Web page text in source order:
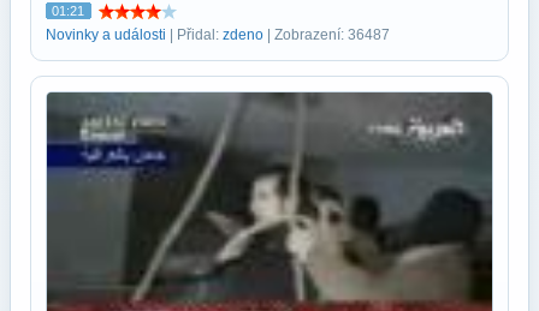
01:21
Novinky a události | Přidal: zdeno | Zobrazení: 36487